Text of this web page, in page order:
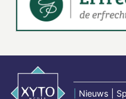
Nieuws |